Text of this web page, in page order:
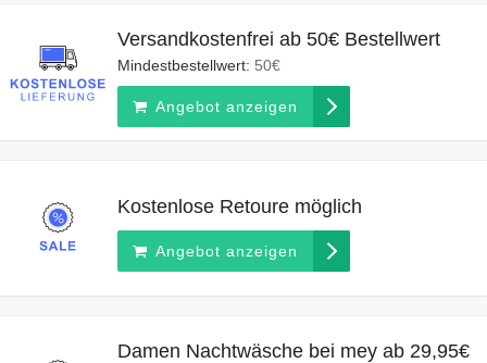
Versandkostenfrei ab 50€ Bestellwert
Mindestbestellwert: 50€
Angebot anzeigen
Kostenlose Retoure möglich
Angebot anzeigen
Damen Nachtwäsche bei mey ab 29,95€